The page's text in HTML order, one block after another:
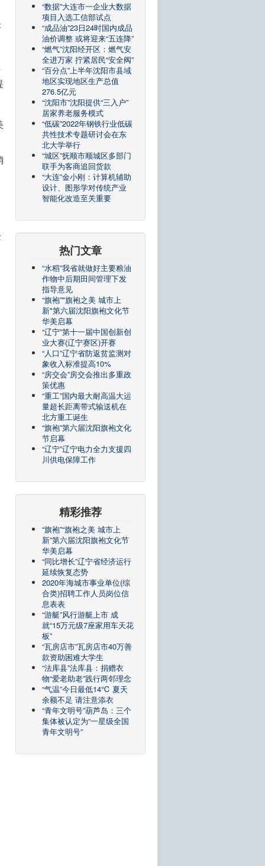
“数据”大连市一企业大数据
项目入选工信部试点
“成品油”23日24时国内成品
油价调整 或将迎来“五连降”
“燃气”沈阳经开区：燃气安
全进万家 拧紧居民“安全阀”
“百分点”上半年沈阳市县域
地区实现地区生产总值
276.5亿元
“沈阳市”沈阳提供“三入户”
居家养老服务模式
“低碳”2022年钢铁行业低碳
共性技术专题研讨会在东
北大学举行
“城区”抚顺市顺城区多部门
联手为客商追回货款
“大连”金小刚：计算机辅助
设计、图形学对传统产业
智能化改造至关重要
热门文章
“水稻”我省就做好主要粮油
作物中后期田间管理下发
指导意见
“旗袍”"旗袍之美 城市上
新"第六届沈阳旗袍文化节
华美启幕
“辽宁”第十一届中国创新创
业大赛(辽宁赛区)开赛
“人口”辽宁省防返贫监测对
象收入标准提高10%
“房交会”房交会推出多重政
策优惠
“重工”国内最大耐高温大运
量超长距离带式输送机在
北方重工诞生
“旗袍”第六届沈阳旗袍文化
节启幕
“辽宁”辽宁电力全力支援四
川供电保障工作
精彩推荐
“旗袍”“旗袍之美 城市上
新”第六届沈阳旗袍文化节
华美启幕
“同比增长”辽宁省经济运行
延续恢复态势
2020年海城市事业单位(综
合类)招聘工作人员岗位信
息表表
“游艇”风行游艇上市 成
就“15万元级7座家用车天花
板”
“瓦房店市”瓦房店市40万善
款资助困难大学生
“法库县”法库县：捐赠衣
物“爱老助老”践行两邻理念
“气温”今日最低14℃ 夏天
余额不足 请注意添衣
“青年文明号”葫芦岛：三个
集体被认定为“一星级全国
青年文明号”